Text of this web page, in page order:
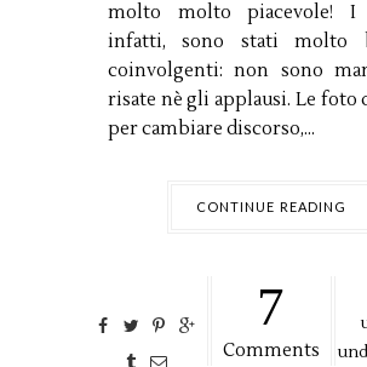
molto molto piacevole! I
infatti, sono stati molto
coinvolgenti: non sono
risate nè gli applausi. Le foto
per cambiare discorso,...
CONTINUE READING
7
Comments